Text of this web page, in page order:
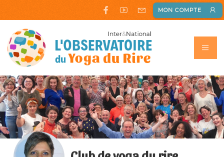
MON COMPTE